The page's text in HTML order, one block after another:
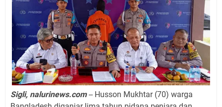
Sigli, nalurinews.com-- Husson Mukhtar (70) warga